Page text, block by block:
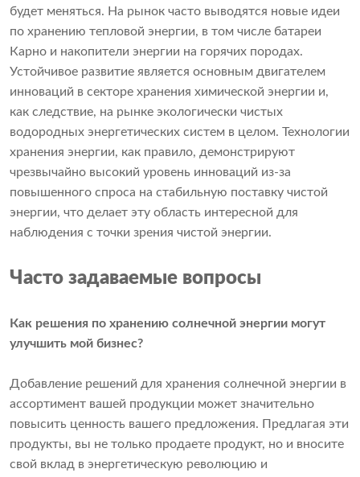
будет меняться. На рынок часто выводятся новые идеи
по хранению тепловой энергии, в том числе батареи
Карно и накопители энергии на горячих породах.
Устойчивое развитие является основным двигателем
инноваций в секторе хранения химической энергии и,
как следствие, на рынке экологически чистых
водородных энергетических систем в целом. Технологии
хранения энергии, как правило, демонстрируют
чрезвычайно высокий уровень инноваций из-за
повышенного спроса на стабильную поставку чистой
энергии, что делает эту область интересной для
наблюдения с точки зрения чистой энергии.
Часто задаваемые вопросы
Как решения по хранению солнечной энергии могут
улучшить мой бизнес?
Добавление решений для хранения солнечной энергии в
ассортимент вашей продукции может значительно
повысить ценность вашего предложения. Предлагая эти
продукты, вы не только продаете продукт, но и вносите
свой вклад в энергетическую революцию и